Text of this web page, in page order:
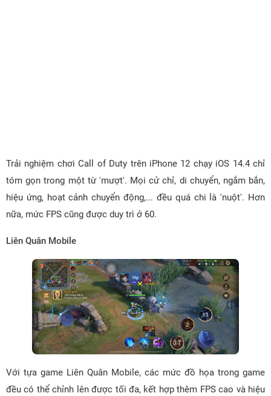
Trải nghiệm chơi Call of Duty trên iPhone 12 chạy iOS 14.4 chỉ
tóm gọn trong một từ 'mượt'. Mọi cử chỉ, di chuyển, ngắm bắn,
hiệu ứng, hoạt cảnh chuyển động,... đều quá chi là 'nuột'. Hơn
nữa, mức FPS cũng được duy trì ở 60.
Liên Quân Mobile
Với tựa game Liên Quân Mobile, các mức đồ họa trong game
đều có thể chỉnh lên được tối đa, kết hợp thêm FPS cao và hiệu